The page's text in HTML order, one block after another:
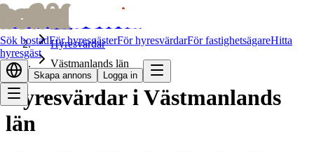
bofridbofrid
Sök bostadFör hyresgästerFör hyresvärdarFör fastighetsägareHitta
hyresgäst
Skapa annons Logga in
Hem
Hyresvärdar
Västmanlands län
Hyresvärdar i Västmanlands
län